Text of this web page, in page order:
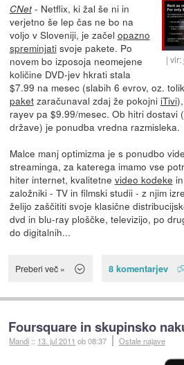
vir:
CNet- Netflix, ki žal še ni in
verjetno še lep čas ne bo na
voljo v Sloveniji, je začel opazno
spreminjatisvoje pakete. Po
novem bo izposoja neomejene
količine DVD-jev hkrati stala
$7.99 na mesec (slabih 6 evrov, oz.
paketzaračunaval zdaj že pokojni iTivi
rayev pa $9.99/mesec. Ob hitri dostavi
države) je ponudba vredna razmisleka.
Malce manj optimizma je s ponudbo
streaminga, za katerega imamo vse
hiter internet, kvalitetne video kodeke in
založniki - TV in filmski studii - z njim
želijo zaščititi svoje klasične
dvd in blu-ray ploščke, televizijo, po
do digitalnih...
Preberi več » 8 komentarjev
Foursquare in skupinsko
Mandi :: 13. jul 2011 ob 08:37 Ostale najave